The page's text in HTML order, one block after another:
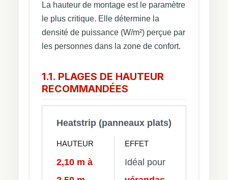
La hauteur de montage est le paramètre
le plus critique. Elle détermine la
densité de puissance (W/m²) perçue par
les personnes dans la zone de confort.
1.1. PLAGES DE HAUTEUR
RECOMMANDÉES
Heatstrip (panneaux plats)
HAUTEUR
2,10 m à
EFFET
Idéal pour